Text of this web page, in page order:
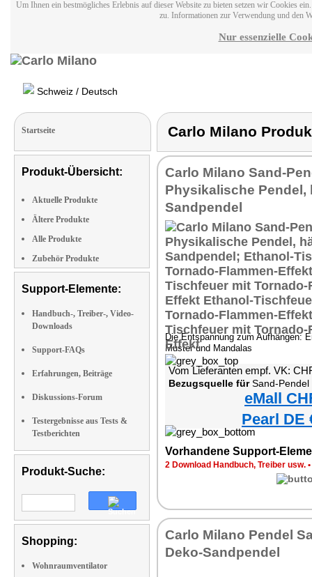
Um Ihnen ein bestmögliches Erlebnis auf dieser Website zu bieten setzen wir Cookies
zu. Informationen zur Verwendung und den
Nur essenzielle
Schweiz / Deutsch
Startseite
Produkt-Übersicht:
Aktuelle Produkte
Ältere Produkte
Alle Produkte
Zubehör Produkte
Support-Elemente:
Handbuch-, Treiber-, Video-
Downloads
Support-FAQs
Erfahrungen, Beiträge
Diskussions-Forum
Testergebnisse aus Tests &
Testberichten
Produkt-Suche:
Shopping:
Wohnraumventilator
Carlo Milano
Carlo Milano Sand-
Physikalische Pendel,
Sandpendel
Die Entspannung zum Aufhängen:
Muster und Mandalas
Vom Lieferanten empf. VK:
Bezugsquelle fürSand-Pendel
eMall
Pearl DE
Vorhandene Support-
2 Download Handbuch, Treiber usw. •
Carlo Milano Pendel
Deko-Sandpendel